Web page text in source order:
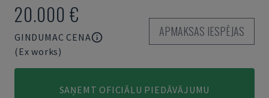
20.000 €
GINDUMAC CENA
(Ex works)
APMAKSAS IESPĒJAS
SAŅEMT OFICIĀLU PIEDĀVĀJUMU